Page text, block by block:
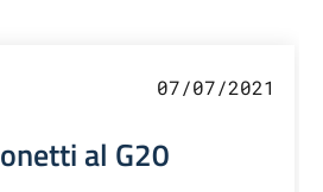
07/07/2021
al G20